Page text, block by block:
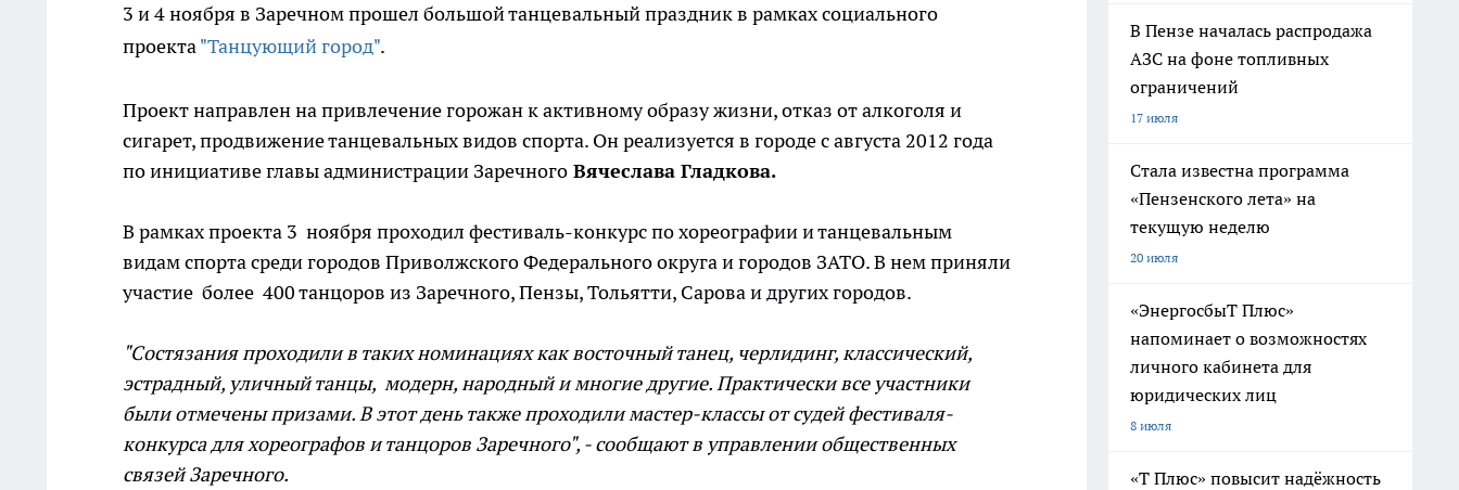
3 и 4 ноября в Заречном прошел большой танцевальный праздник в рамках социального
проекта"Танцующий город".
Проект направлен на привлечение горожан к активному образу жизни, отказ от алкоголя и
сигарет, продвижение танцевальных видов спорта. Он реализуется в городе с августа 2012 года
по инициативе главы администрации Заречного Вячеслава Гладкова.
В рамках проекта 3 ноября проходил фестиваль-конкурс по хореографии и танцевальным
видам спорта среди городов Приволжского Федерального округа и городов ЗАТО. В нем приняли
участие более 400 танцоров из Заречного, Пензы, Тольятти, Сарова и других городов.
"Состязания проходили в таких номинациях как восточный танец, черлидинг, классический,
эстрадный, уличный танцы, модерн, народный и многие другие. Практически все участники
были отмечены призами. В этот день также проходили мастер-классы от судей фестиваля-
конкурса для хореографов и танцоров Заречного", - сообщают в управлении общественных
связей Заречного.
В Пензе началась распродажа
АЗС на фоне топливных
ограничений
17 июля
Стала известна программа
«Пензенского лета» на
текущую неделю
20 июля
«ЭнергосбыТ Плюс»
напоминает о возможностях
личного кабинета для
юридических лиц
8 июля
«Т Плюс» повысит надёжность